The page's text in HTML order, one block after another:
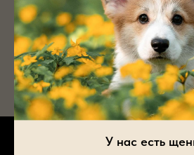
У нас есть
Кобели и суки внесшие
развитие породы вельш-